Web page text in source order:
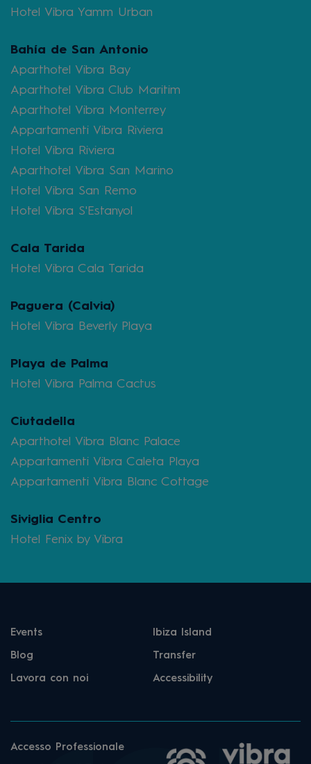
Hotel Vibra Yamm Urban
Bahía de San Antonio
Aparthotel Vibra Bay
Aparthotel Vibra Club Maritim
Aparthotel Vibra Monterrey
Appartamenti Vibra Riviera
Hotel Vibra Riviera
Aparthotel Vibra San Marino
Hotel Vibra San Remo
Hotel Vibra S'Estanyol
Cala Tarida
Hotel Vibra Cala Tarida
Paguera (Calvia)
Hotel Vibra Beverly Playa
Playa de Palma
Hotel Vibra Palma Cactus
Ciutadella
Aparthotel Vibra Blanc Palace
Appartamenti Vibra Caleta Playa
Appartamenti Vibra Blanc Cottage
Siviglia Centro
Hotel Fenix by Vibra
Events Ibiza Island
Blog Transfer
Lavora con noi Accessibility
Accesso Professionale